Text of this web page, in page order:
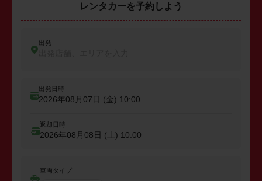
レンタカーを予約しよう
出発
出発日時
2026年08月07日 (金) 10:00
返却日時
2026年08月08日 (土) 10:00
車両タイプ